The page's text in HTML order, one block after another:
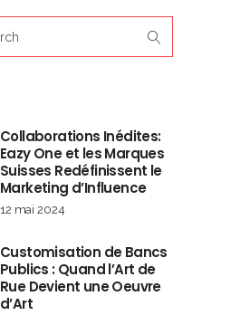
Collaborations Inédites:
Eazy One et les Marques
Suisses Redéfinissent le
Marketing d’Influence
12 mai 2024
Customisation de Bancs
Publics : Quand l’Art de
Rue Devient une Oeuvre
d’Art